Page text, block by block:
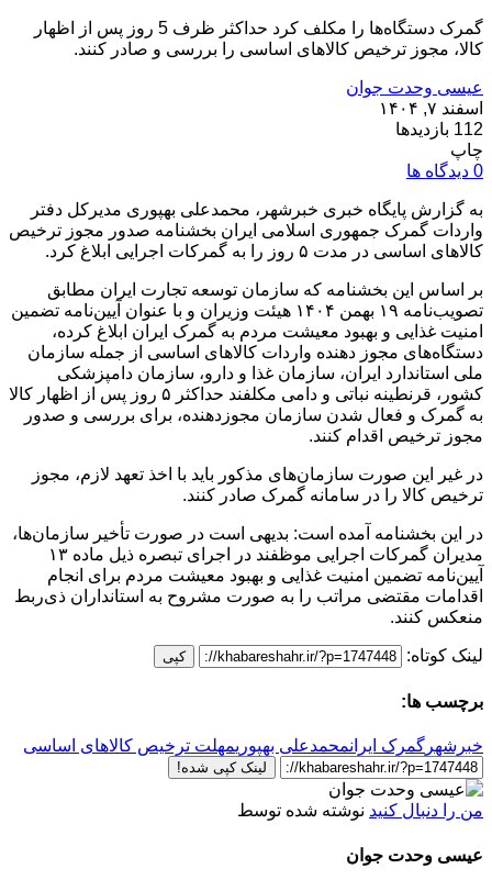
گمرک دستگاه‌ها را مکلف کرد حداکثر ظرف 5 روز پس از اظهار
کالا، مجوز ترخیص کالا‌های اساسی را بررسی و صادر کنند.
عیسی وحدت جوان
اسفند ۷, ۱۴۰۴
112 بازدیدها
چاپ
0 دیدگاه ها
به گزارش پایگاه خبری خبرشهر، محمدعلی بهپوری مدیرکل دفتر
واردات گمرک جمهوری اسلامی ایران بخشنامه صدور مجوز ترخیص
کالاهای اساسی در مدت ۵ روز را به گمرکات اجرایی ابلاغ کرد.
بر اساس این بخشنامه که سازمان توسعه تجارت ایران مطابق
تصویب‌نامه ۱۹ بهمن ۱۴۰۴ هیئت وزیران و با عنوان آیین‌نامه تضمین
امنیت غذایی و بهبود معیشت مردم به گمرک ایران ابلاغ کرده،
دستگاه‌های مجوز دهنده واردات کالاهای اساسی از جمله سازمان
ملی استاندارد ایران، سازمان غذا و دارو، سازمان دامپزشکی
کشور، قرنطینه نباتی و دامی مکلفند حداکثر ۵ روز پس از اظهار کالا
به گمرک و فعال شدن سازمان مجوزدهنده، برای بررسی و صدور
مجوز ترخیص اقدام کنند.
در غیر این صورت سازمان‌های مذکور باید با اخذ تعهد لازم، مجوز
ترخیص کالا را در سامانه گمرک صادر کنند.
در این بخشنامه آمده است: بدیهی است در صورت تأخیر سازمان‌ها،
مدیران گمرکات اجرایی موظفند در اجرای تبصره ذیل ماده ١۳
آیین‌نامه تضمین امنیت غذایی و بهبود معیشت مردم برای انجام
اقدامات مقتضی مراتب را به صورت مشروح به استانداران ذی‌ربط
منعکس کنند.
لینک کوتاه: کپی
برچسب ها:
خبرشهر گمرک ایرانمحمدعلی بهپوریمهلت ترخیص کالاهای اساسی
لینک کپی شده!
من را دنبال کنید نوشته شده توسط
عیسی وحدت جوان